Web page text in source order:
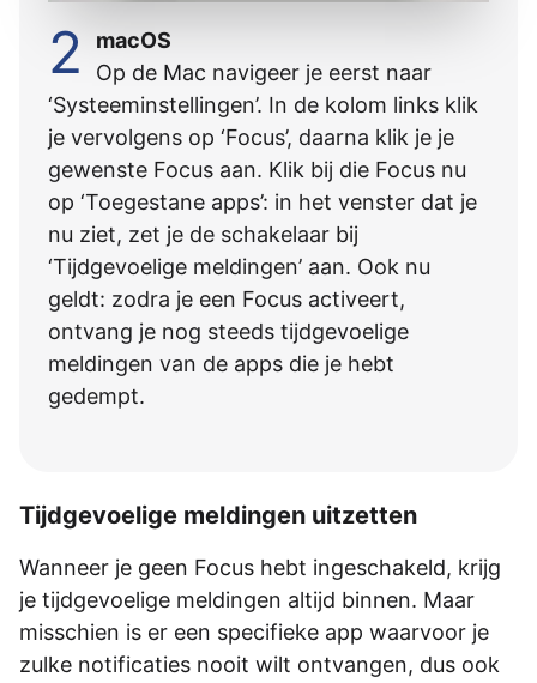
2
macOS
Op de Mac navigeer je eerst naar
‘Systeeminstellingen’. In de kolom links klik
je vervolgens op ‘Focus’, daarna klik je je
gewenste Focus aan. Klik bij die Focus nu
op ‘Toegestane apps’: in het venster dat je
nu ziet, zet je de schakelaar bij
‘Tijdgevoelige meldingen’ aan. Ook nu
geldt: zodra je een Focus activeert,
ontvang je nog steeds tijdgevoelige
meldingen van de apps die je hebt
gedempt.
Tijdgevoelige meldingen uitzetten
Wanneer je geen Focus hebt ingeschakeld, krijg
je tijdgevoelige meldingen altijd binnen. Maar
misschien is er een specifieke app waarvoor je
zulke notificaties nooit wilt ontvangen, dus ook